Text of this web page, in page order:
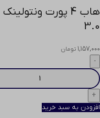
3.0
۱,۱۵۷,۰۰۰ تومان
افزودن به سبد خرید